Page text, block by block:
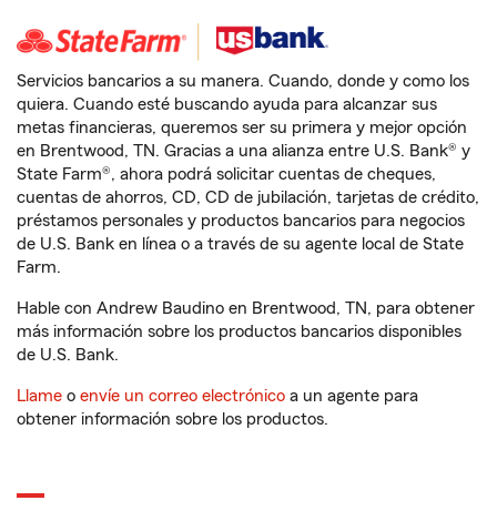
Servicios bancarios a su manera. Cuando, donde y como los
quiera. Cuando esté buscando ayuda para alcanzar sus
metas financieras, queremos ser su primera y mejor opción
en Brentwood, TN. Gracias a una alianza entre U.S. Bank® y
State Farm®, ahora podrá solicitar cuentas de cheques,
cuentas de ahorros, CD, CD de jubilación, tarjetas de crédito,
préstamos personales y productos bancarios para negocios
de U.S. Bank en línea o a través de su agente local de State
Farm.
Hable con Andrew Baudino en Brentwood, TN, para obtener
más información sobre los productos bancarios disponibles
de U.S. Bank.
Llame o envíe un correo electrónico a un agente para
obtener información sobre los productos.